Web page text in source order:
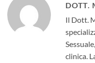
DOTT.
Il Dott.
clinica.